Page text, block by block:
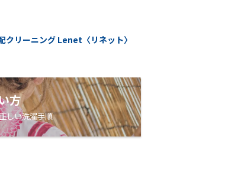
クリーニング Lenet〈リネット〉
方
しい洗濯手順